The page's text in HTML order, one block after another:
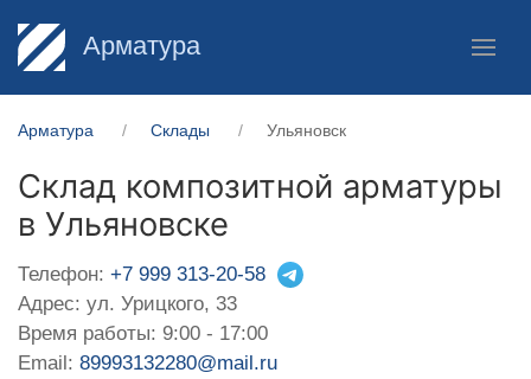
Арматура
Арматура Склады Ульяновск
Склад композитной арматуры
в Ульяновске
Телефон: +7 999 313-20-58
Адрес: ул. Урицкого, 33
Время работы: 9:00 - 17:00
Email: 89993132280@mail.ru